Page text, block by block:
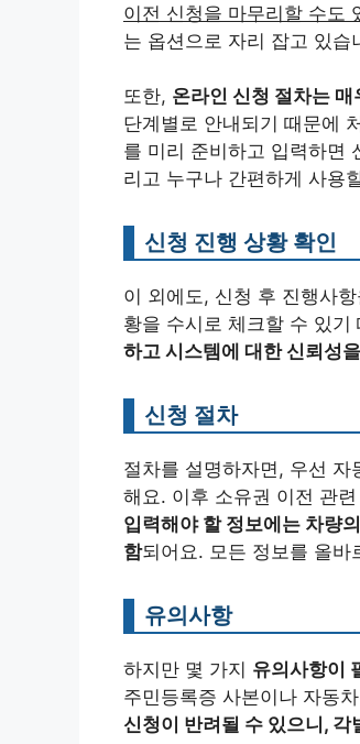
이전 신청을 마무리할 수도
는 옵션으로 자리 잡고 있습
또한, 온라인 신청 절차는
단계별로 안내되기 때문에
를 미리 준비하고 입력하면
리고 누구나 간편하게 사용
신청 진행 상황 확인
이 외에도, 신청 후 진행사
황을 수시로 체크할 수 있
하고 시스템에 대한 신뢰성
신청 절차
절차를 설명하자면, 우선
해요. 이후 소유권 이전 관
입력해야 할 정보에는 차량
함되어요. 모든 정보를 올바
유의사항
하지만 몇 가지 유의사항이
주민등록증 사본이나 자동
신청이 반려될 수 있으니,